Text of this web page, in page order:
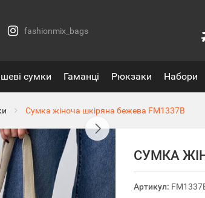
fashionmix_bags
сумки Гаманці Рюкзаки Набори
Сумка жіноча шкіряна бежева FM1337B
СУМКА
Артикул: